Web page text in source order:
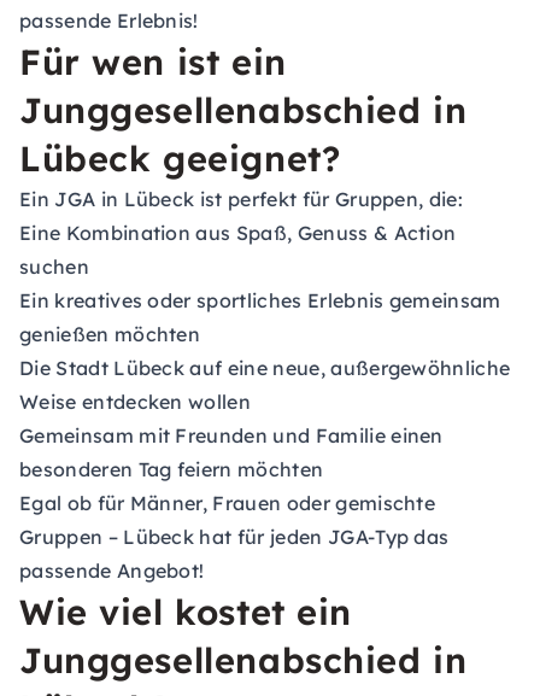
passende Erlebnis!
Für wen ist ein
Junggesellenabschied in
Lübeck geeignet?
Ein JGA in Lübeck ist perfekt für Gruppen, die:
Eine Kombination aus Spaß, Genuss & Action
suchen
Ein kreatives oder sportliches Erlebnis gemeinsam
genießen möchten
Die Stadt Lübeck auf eine neue, außergewöhnliche
Weise entdecken wollen
Gemeinsam mit Freunden und Familie einen
besonderen Tag feiern möchten
Egal ob für Männer, Frauen oder gemischte
Gruppen – Lübeck hat für jeden JGA-Typ das
passende Angebot!
Wie viel kostet ein
Junggesellenabschied in